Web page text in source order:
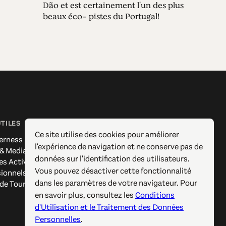
Dão et est certainement l'un des plus
beaux éco- pistes du Portugal!
Media
Actives
Tourisme
Facebook
Instagram
X / Twitter
Pinterest
YouTube
Ce site utilise des cookies pour améliorer
l'expérience de navigation et ne conserve pas de
données sur l'identification des utilisateurs.
Vous pouvez désactiver cette fonctionnalité
dans les paramètres de votre navigateur. Pour
en savoir plus, consultez lesConditions
d'Utilisation et le Traitement des Données
Personnelles.